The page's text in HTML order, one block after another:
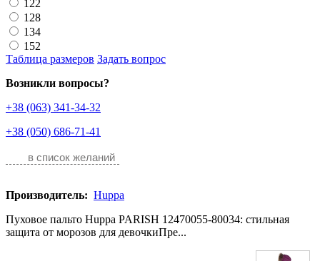
122
128
134
152
Таблица размеров Задать вопрос
Возникли вопросы?
+38 (063) 341-34-32
+38 (050) 686-71-41
в список желаний
Производитель: Huppa
Пуховое пальто Huppa PARISH 12470055-80034: стильная
защита от морозов для девочкиПре...